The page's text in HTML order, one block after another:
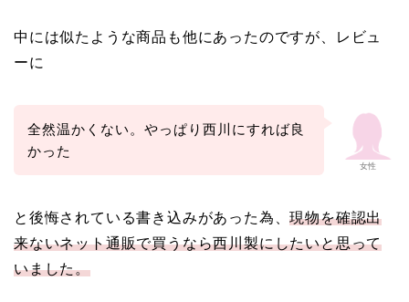
中には似たような商品も他にあったのですが、レビュ
ーに
女性
全然温かくない。やっぱり西川にすれば良
かった
と後悔されている書き込みがあった為、現物を確認出
来ないネット通販で買うなら西川製にしたいと思って
いました。